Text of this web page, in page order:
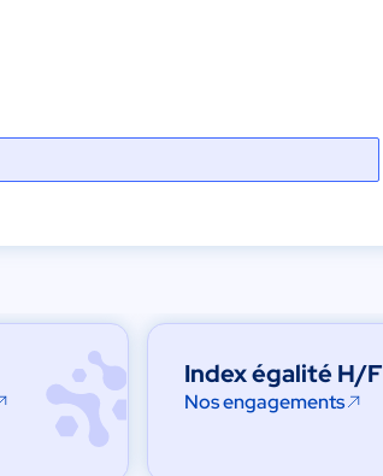
Index égalité H/F
Nos engagements